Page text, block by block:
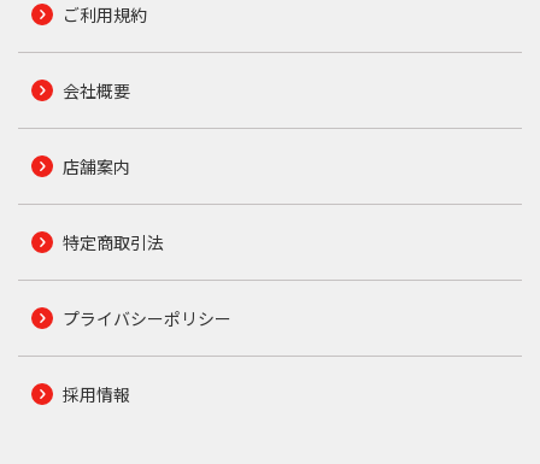
ご利用規約
会社概要
店舗案内
特定商取引法
プライバシーポリシー
採用情報